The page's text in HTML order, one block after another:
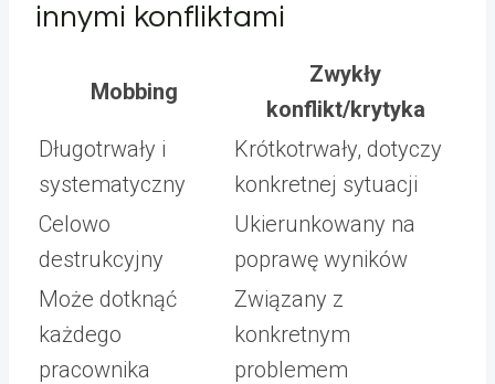
innymi konfliktami
Mobbing
Zwykły
konflikt/krytyka
Długotrwały i
systematyczny
Krótkotrwały, dotyczy
konkretnej sytuacji
Celowo
destrukcyjny
Ukierunkowany na
poprawę wyników
Może dotknąć
każdego
pracownika
Związany z
konkretnym
problemem